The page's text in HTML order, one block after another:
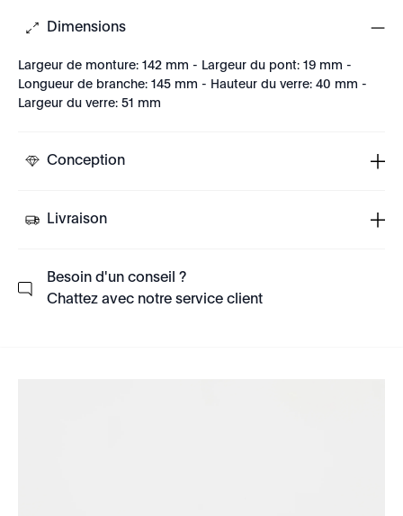
Dimensions
Largeur de monture: 142 mm - Largeur du pont: 19 mm -
Longueur de branche: 145 mm - Hauteur du verre: 40 mm -
Largeur du verre: 51 mm
Conception
Livraison
Besoin d'un conseil ?
Chattez avec notre service client